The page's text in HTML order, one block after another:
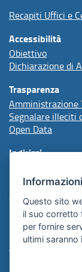
Recapiti Uffici e
Accessibilità
Obiettivo
Dichiarazione di
Trasparenza
Amministrazione
Segnalare illeciti
Open Data
Indirizzi
Redazione
Comunicazione
Questo sito
il suo corretto
per fornire
ultimi